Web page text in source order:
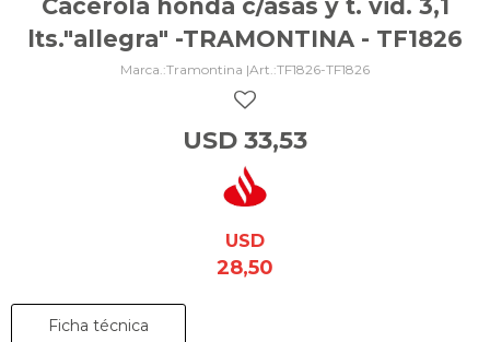
Cacerola honda c/asas y t. vid. 3,1
lts."allegra" -TRAMONTINA - TF1826
Tramontina | TF1826-TF1826
USD 33,53
USD
28,50
Ficha técnica